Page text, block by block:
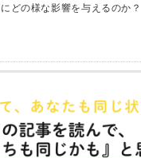
にどの様な影響を与えるのか？